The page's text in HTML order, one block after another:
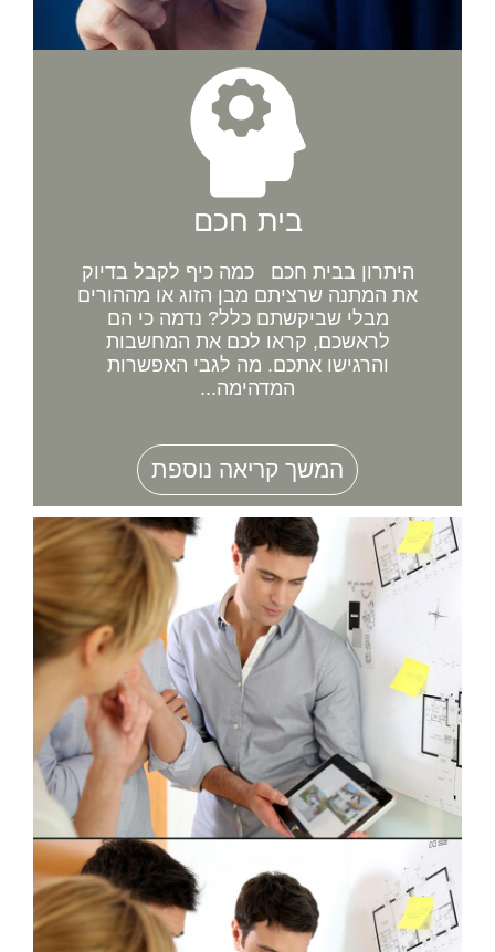
בית חכם
היתרון בבית חכם כמה כיף לקבל בדיוק
את המתנה שרציתם מבן הזוג או מההורים
מבלי שביקשתם כלל? נדמה כי הם
לראשכם, קראו לכם את המחשבות
והרגישו אתכם. מה לגבי האפשרות
המדהימה...
המשך קריאה נוספת